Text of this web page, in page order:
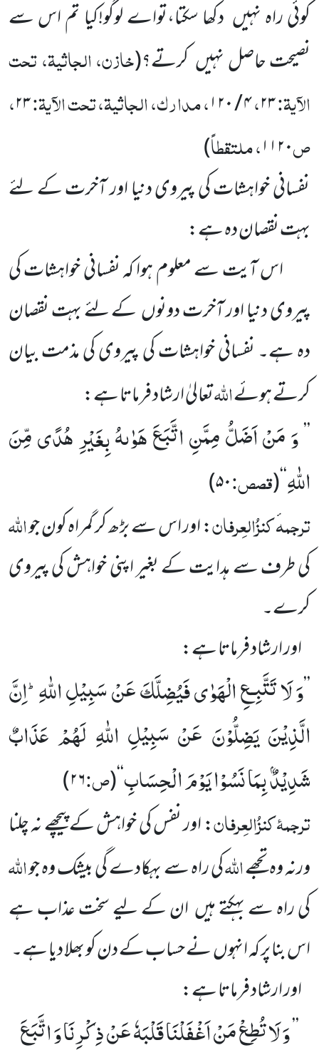
کوئی راہ نہیں دکھا سکتا،تواے لوگو!کیا تم اس سے
نصیحت حاصل نہیں کرتے؟(خازن، الجاثیۃ، تحت
الآیۃ:۲۳،۴ / ۱۲۰ ، مدارک، الجاثیۃ، تحت الآیۃ:۲۳،
ص۱۱۲۰، ملتقطاً)
نفسانی خواہشات کی پیروی دنیا اور آخرت کے لئے
بہت نقصان دہ ہے:
اس آیت سے معلوم ہوا کہ نفسانی خواہشات کی
پیروی دنیا اور آخرت دونوں کے لئے بہت نقصان
دہ ہے۔ نفسانی خواہشات کی پیروی کی مذمت بیان
کرتے ہوئےاللہتعالیٰ ارشاد فرماتا ہے:
’’وَ مَنْ اَضَلُّ مِمَّنِ اتَّبَعَ هَوٰىهُ بِغَیْرِ هُدًى مِّنَ
اللّٰهِ‘‘
(قصص:۵۰)
ترجمہکنزُالعِرفان: اور اس سے بڑھ کر گمراہ کون جواللہ
کی طرف سے ہدایت کے بغیر اپنی خواہش کی پیروی
کرے۔
اور ارشاد فرماتا ہے:
’’وَ لَا تَتَّبِـعِ الْهَوٰى فَیُضِلَّكَ عَنْ سَبِیْلِ اللّٰهِؕ-اِنَّ
الَّذِیْنَ یَضِلُّوْنَ عَنْ سَبِیْلِ اللّٰهِ لَهُمْ عَذَابٌ
شَدِیْدٌۢ بِمَا نَسُوْا یَوْمَ الْحِسَابِ‘‘
(ص:۲۶)
ترجمۂکنزُالعِرفان: اور نفس کی خواہش کے پیچھے نہ چلنا
ورنہ وہ تجھےاللہکی راہ سے بہکادے گی بیشک وہ جواللہ
کی راہ سے بہکتے ہیں ان کے لیے سخت عذاب ہے
اس بنا پر کہ انہوں نے حساب کے دن کو بھلا دیا ہے۔
اور ارشاد فرماتا ہے:
’’وَ لَا تُطِعْ مَنْ اَغْفَلْنَا قَلْبَهٗ عَنْ ذِكْرِنَا وَ اتَّبَعَ